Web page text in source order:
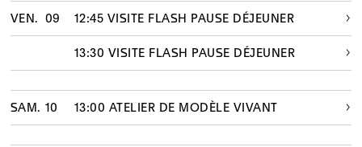
VEN. 09 12:45 VISITE FLASH PAUSE DÉJEUNER
13:30 VISITE FLASH PAUSE DÉJEUNER
SAM. 10 13:00 ATELIER DE MODÈLE VIVANT